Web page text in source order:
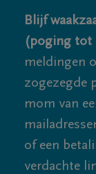
Blijf
(poging tot
meldingen
zogezegde
mom van
of een
verdachte